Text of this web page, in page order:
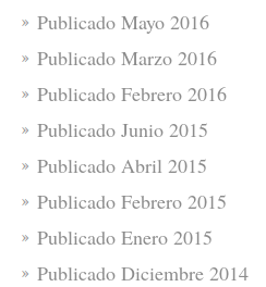
Publicado Mayo 2016
Publicado Marzo 2016
Publicado Febrero 2016
Publicado Junio 2015
Publicado Abril 2015
Publicado Febrero 2015
Publicado Enero 2015
Publicado Diciembre 2014